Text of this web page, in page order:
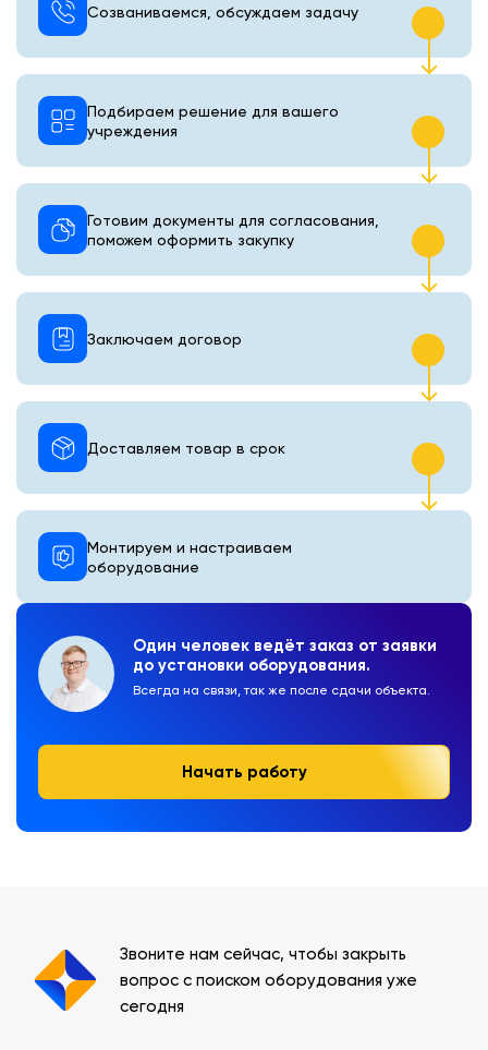
Один человек ведёт заказ от заявки
до установки оборудования.
Всегда на связи, так же после сдачи объекта.
Начать работу
Созваниваемся, обсуждаем задачу
Подбираем решение для вашего
учреждения
Готовим документы для согласования,
поможем оформить закупку
Монтируем и настраиваем
оборудование
Доставляем товар в срок
Заключаем договор
Звоните нам сейчас, чтобы закрыть
вопрос с поиском оборудования уже
сегодня